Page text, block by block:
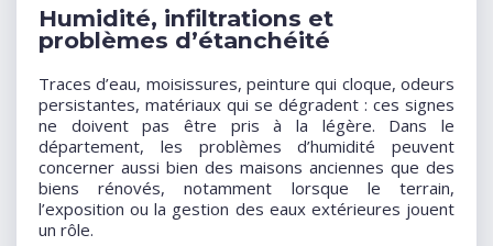
Humidité, infiltrations et
problèmes d’étanchéité
Traces d’eau, moisissures, peinture qui cloque, odeurs
persistantes, matériaux qui se dégradent : ces signes
ne doivent pas être pris à la légère. Dans le
département, les problèmes d’humidité peuvent
concerner aussi bien des maisons anciennes que des
biens rénovés, notamment lorsque le terrain,
l’exposition ou la gestion des eaux extérieures jouent
un rôle.